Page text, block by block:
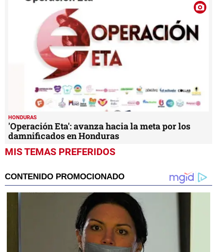
HONDURAS
'Operación Eta': avanza hacia la meta por los
damnificados en Honduras
MIS TEMAS PREFERIDOS